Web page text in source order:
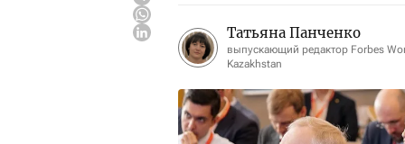
Татьяна Панченко
выпускающий редактор Forbes
Kazakhstan